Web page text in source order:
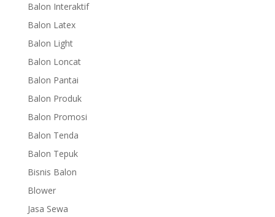
Balon Interaktif
Balon Latex
Balon Light
Balon Loncat
Balon Pantai
Balon Produk
Balon Promosi
Balon Tenda
Balon Tepuk
Bisnis Balon
Blower
Jasa Sewa